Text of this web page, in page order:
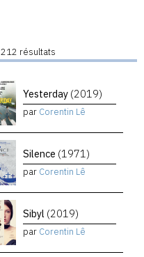
212 résultats
Yesterday (2019)
par Corentin Lê
Silence (1971)
par Corentin Lê
Sibyl (2019)
par Corentin Lê